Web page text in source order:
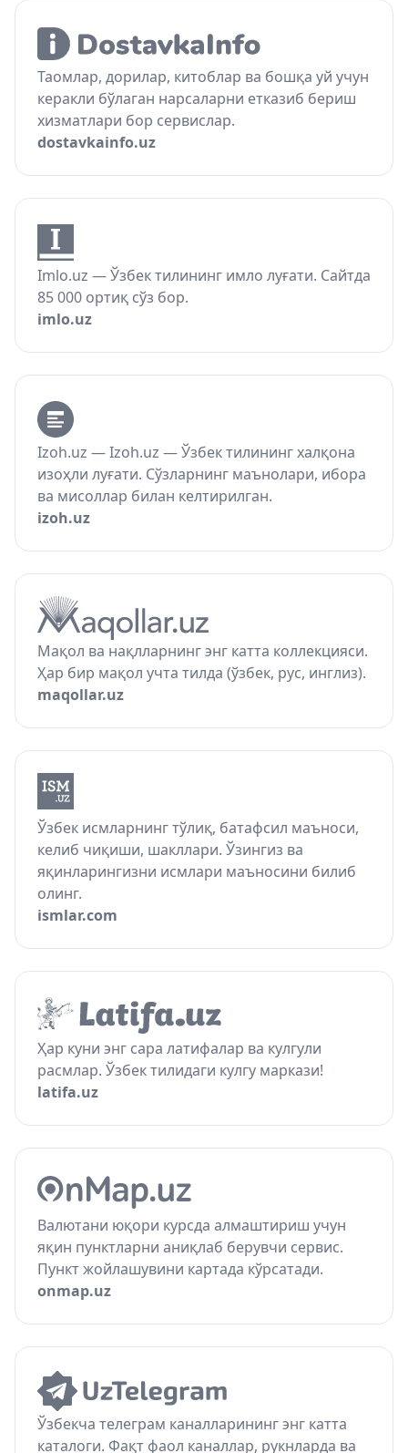
Таомлар, дорилар, китоблар ва бошқа уй учун
керакли бўлаган нарсаларни етказиб бериш
хизматлари бор сервислар.
dostavkainfo.uz
Imlo.uz — Ўзбек тилининг имло луғати. Сайтда
85 000 ортиқ сўз бор.
imlo.uz
Izoh.uz — Izoh.uz — Ўзбек тилининг халқона
изоҳли луғати. Сўзларнинг маънолари, ибора
ва мисоллар билан келтирилган.
izoh.uz
Мақол ва нақлларнинг энг катта коллекцияси.
Ҳар бир мақол учта тилда (ўзбек, рус, инглиз).
maqollar.uz
Ўзбек исмларнинг тўлиқ, батафсил маъноси,
келиб чиқиши, шакллари. Ўзингиз ва
яқинларингизни исмлари маъносини билиб
олинг.
ismlar.com
Ҳар куни энг сара латифалар ва кулгули
расмлар. Ўзбек тилидаги кулгу маркази!
latifa.uz
Валютани юқори курсда алмаштириш учун
яқин пунктларни аниқлаб берувчи сервис.
Пункт жойлашувини картада кўрсатади.
onmap.uz
Ўзбекча телеграм каналларининг энг катта
каталоги. Фақт фаол каналлар, рукнларда ва